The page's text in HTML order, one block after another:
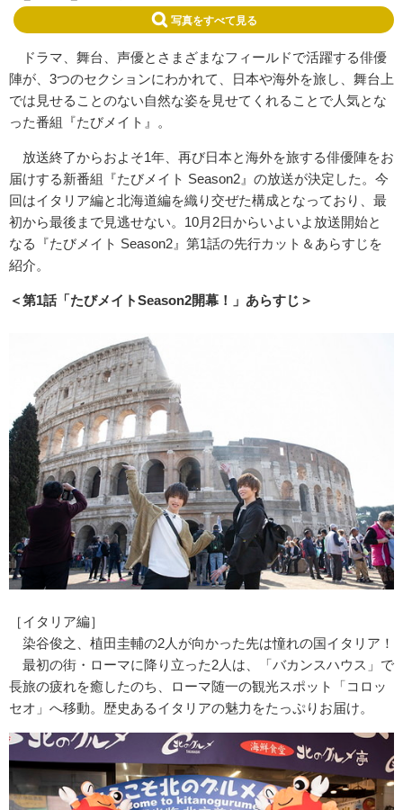
写真をすべて見る
ドラマ、舞台、声優とさまざまなフィールドで活躍する俳優
陣が、3つのセクションにわかれて、日本や海外を旅し、舞台上
では見せることのない自然な姿を見せてくれることで人気とな
った番組『たびメイト』。
放送終了からおよそ1年、再び日本と海外を旅する俳優陣をお
届けする新番組『たびメイト Season2』の放送が決定した。今
回はイタリア編と北海道編を織り交ぜた構成となっており、最
初から最後まで見逃せない。10月2日からいよいよ放送開始と
なる『たびメイト Season2』第1話の先行カット＆あらすじを
紹介。
＜第1話「たびメイトSeason2開幕！」あらすじ＞
［イタリア編］
染谷俊之、植田圭輔の2人が向かった先は憧れの国イタリア！
最初の街・ローマに降り立った2人は、「バカンスハウス」で
長旅の疲れを癒したのち、ローマ随一の観光スポット「コロッ
セオ」へ移動。歴史あるイタリアの魅力をたっぷりお届け。